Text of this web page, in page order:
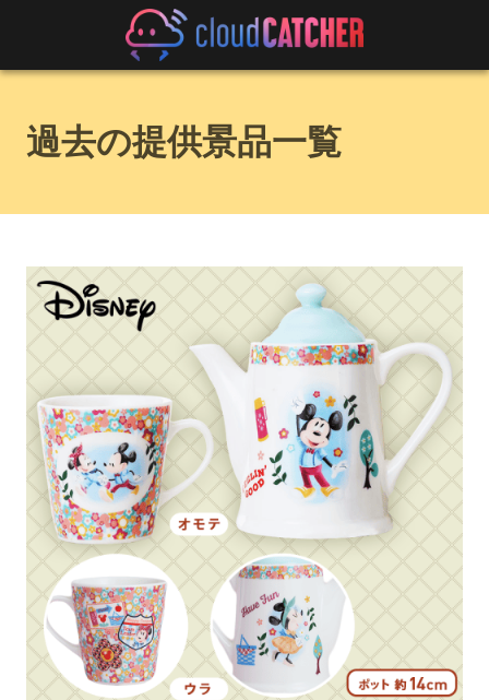
過去の提供景品一覧